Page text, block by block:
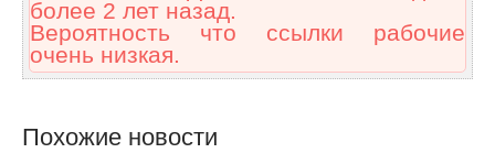
более 2 лет назад.
Вероятность что ссылки рабочие
очень низкая.
Похожие новости